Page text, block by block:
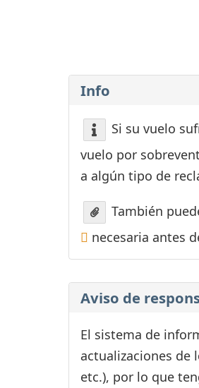
Info
Si su vuelo
vuelo por
a algún tipo de
También
necesaria antes
Aviso de
El sistema de
actualizaciones de
etc.), por lo que